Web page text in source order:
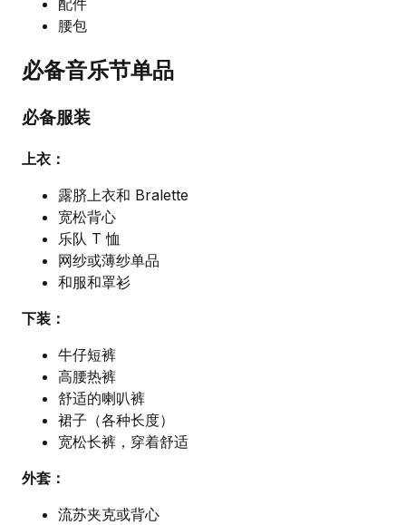
配件
腰包
必备音乐节单品
必备服装
上衣：
露脐上衣和 Bralette
宽松背心
乐队 T 恤
网纱或薄纱单品
和服和罩衫
下装：
牛仔短裤
高腰热裤
舒适的喇叭裤
裙子（各种长度）
宽松长裤，穿着舒适
外套：
流苏夹克或背心